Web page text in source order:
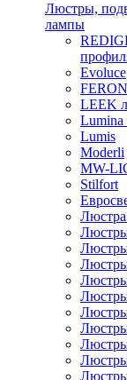
Люстры,
лампы
Evoluce
FERON
LEEK
Lumina
Lumis
Moderli
MW-
Stilfort